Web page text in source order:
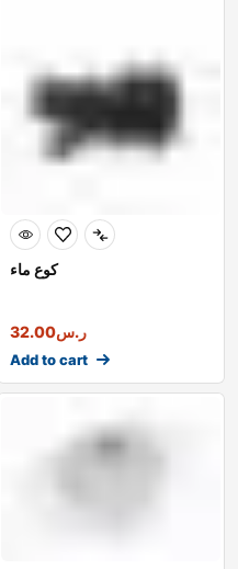
كوع ماء
ر.س32.00
Add to cart